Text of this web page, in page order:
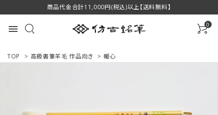
商品代金合計11,000円(税込)以上【送料無料】
menu 0
TOP > 高級書筆羊毛 作品向き > 暖心